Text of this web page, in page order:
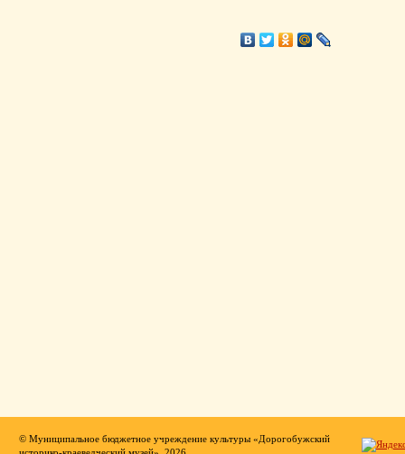
© Муниципальное бюджетное учреждение культуры «Дорогобужский